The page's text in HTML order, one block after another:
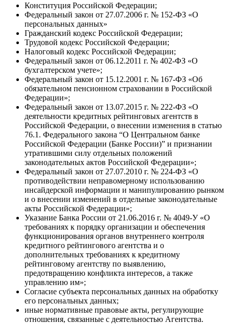
Конституция Российской Федерации;
Федеральный закон от 27.07.2006 г. № 152-ФЗ «О
персональных данных»
Гражданский кодекс Российской Федерации;
Трудовой кодекс Российской Федерации;
Налоговый кодекс Российской Федерации;
Федеральный закон от 06.12.2011 г. № 402-ФЗ «О
бухгалтерском учете»;
Федеральный закон от 15.12.2001 г. № 167-ФЗ «Об
обязательном пенсионном страховании в Российской
Федерации»;
Федеральный закон от 13.07.2015 г. № 222-ФЗ «О
деятельности кредитных рейтинговых агентств в
Российской Федерации, о внесении изменения в статью
76.1. Федерального закона “О Центральном банке
Российской Федерации (Банке России)” и признании
утратившими силу отдельных положений
законодательных актов Российской Федерации»;
Федеральный закон от 27.07.2010 г. № 224-ФЗ «О
противодействии неправомерному использованию
инсайдерской информации и манипулированию рынком
и о внесении изменений в отдельные законодательные
акты Российской Федерации»;
Указание Банка России от 21.06.2016 г. № 4049-У «О
требованиях к порядку организации и обеспечения
функционирования органов внутреннего контроля
кредитного рейтингового агентства и о
дополнительных требованиях к кредитному
рейтинговому агентству по выявлению,
предотвращению конфликта интересов, а также
управлению им»;
Согласие субъекта персональных данных на обработку
его персональных данных;
иные нормативные правовые акты, регулирующие
отношения, связанные с деятельностью Агентства.